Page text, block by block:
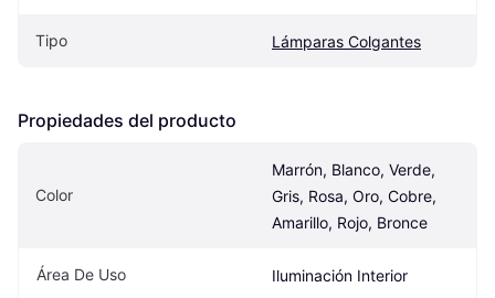
Tipo Lámparas Colgantes
Propiedades del producto
Color
Marrón, Blanco, Verde,
Gris, Rosa, Oro, Cobre,
Amarillo, Rojo, Bronce
Área De Uso Iluminación Interior